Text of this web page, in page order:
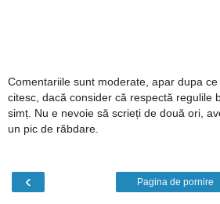
Comentariile sunt moderate, apar dupa ce
citesc, dacă consider că respectă regulile
simț. Nu e nevoie să scrieți de două ori,
un pic de răbdare.
‹ Pagina de pornire